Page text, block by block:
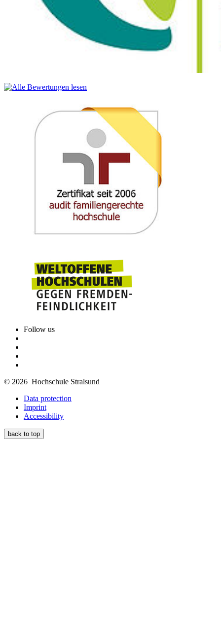
Follow us
© 2026 Hochschule Stralsund
Data protection
Imprint
Accessibility
back to top